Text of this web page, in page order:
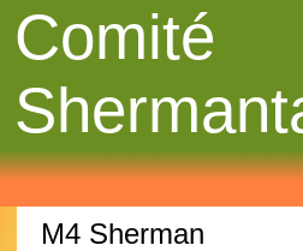
Comité
M4 Sherman